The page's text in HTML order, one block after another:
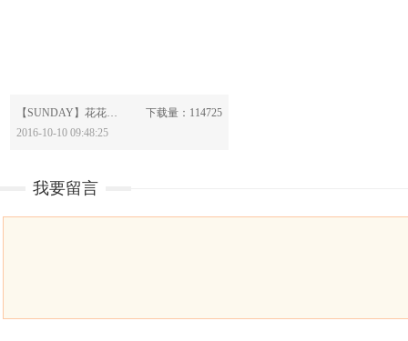
分享：
【SUNDAY】花花世界-537015
下载量：114725
2016-10-10 09:48:25
我要留言